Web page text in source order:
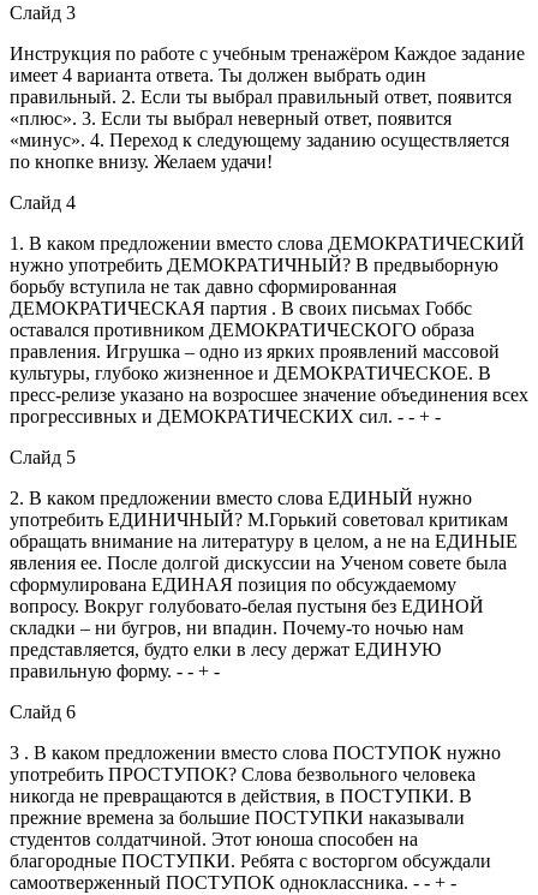
Слайд 3
Инструкция по работе с учебным тренажёром Каждое задание
имеет 4 варианта ответа. Ты должен выбрать один
правильный. 2. Если ты выбрал правильный ответ, появится
«плюс». 3. Если ты выбрал неверный ответ, появится
«минус». 4. Переход к следующему заданию осуществляется
по кнопке внизу. Желаем удачи!
Слайд 4
1. В каком предложении вместо слова ДЕМОКРАТИЧЕСКИЙ
нужно употребить ДЕМОКРАТИЧНЫЙ? В предвыборную
борьбу вступила не так давно сформированная
ДЕМОКРАТИЧЕСКАЯ партия . В своих письмах Гоббс
оставался противником ДЕМОКРАТИЧЕСКОГО образа
правления. Игрушка – одно из ярких проявлений массовой
культуры, глубоко жизненное и ДЕМОКРАТИЧЕСКОЕ. В
пресс-релизе указано на возросшее значение объединения всех
прогрессивных и ДЕМОКРАТИЧЕСКИХ сил. - - + -
Слайд 5
2. В каком предложении вместо слова ЕДИНЫЙ нужно
употребить ЕДИНИЧНЫЙ? М.Горький советовал критикам
обращать внимание на литературу в целом, а не на ЕДИНЫЕ
явления ее. После долгой дискуссии на Ученом совете была
сформулирована ЕДИНАЯ позиция по обсуждаемому
вопросу. Вокруг голубовато-белая пустыня без ЕДИНОЙ
складки – ни бугров, ни впадин. Почему-то ночью нам
представляется, будто елки в лесу держат ЕДИНУЮ
правильную форму. - - + -
Слайд 6
3 . В каком предложении вместо слова ПОСТУПОК нужно
употребить ПРОСТУПОК? Слова безвольного человека
никогда не превращаются в действия, в ПОСТУПКИ. В
прежние времена за большие ПОСТУПКИ наказывали
студентов солдатчиной. Этот юноша способен на
благородные ПОСТУПКИ. Ребята с восторгом обсуждали
самоотверженный ПОСТУПОК одноклассника. - - + -